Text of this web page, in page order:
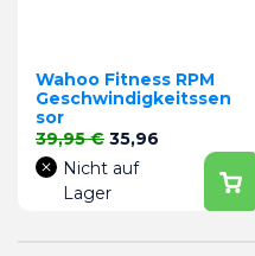
Wahoo Fitness RPM
Geschwindigkeitssen
sor
Verkaufspreis
39,95 € Preis
35,96
Nicht auf
Lager